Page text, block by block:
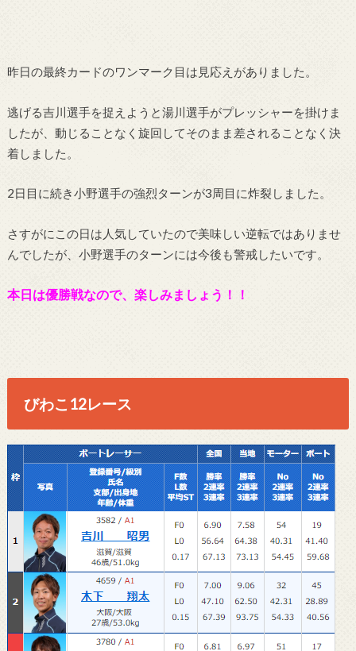
昨日の最終カードのワンマーク目は見応えがありました。
逃げる吉川選手を捉えようと湯川選手がプレッシャーを掛けま
したが、動じることなく旋回してそのまま差されることなく決
着しました。
2日目に続き小野選手の強烈ターンが3周目に炸裂しました。
さすがにこの日は人気していたので美味しい逆転ではありませ
んでしたが、小野選手のターンには今後も警戒したいです。
本日は優勝戦なので、楽しみましょう！！
びわこ12レース